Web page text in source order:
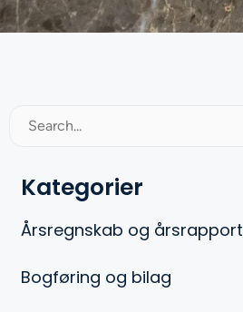
Kategorier
Årsregnskab og årsrapport
Bogføring og bilag